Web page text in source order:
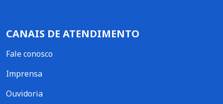
CANAIS DE ATENDIMENTO
Fale conosco
Imprensa
Ouvidoria